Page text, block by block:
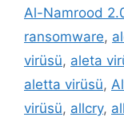
Al-Namrood
ransomware,
virüsü, aleta
aletta virüsü,
virüsü, allcry,